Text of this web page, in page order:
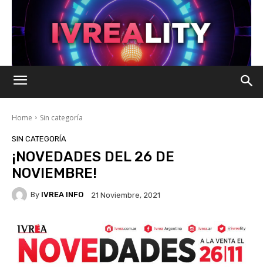
Home Sin categoría
SIN CATEGORÍA
¡NOVEDADES DEL 26 DE
NOVIEMBRE!
By IVREA INFO 21 Noviembre, 2021